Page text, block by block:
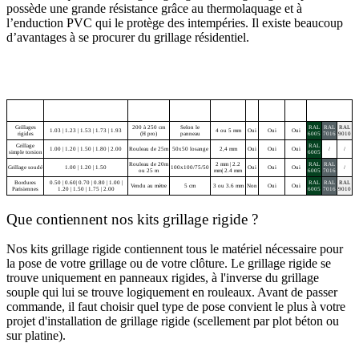
possède une grande résistance grâce au thermolaquage et à
l’enduction PVC qui le protège des intempéries. Il existe beaucoup
d’avantages à se procurer du grillage résidentiel.
Grillages
rigides
1.03 | 1.23 | 1.53 | 1.73 | 1.93
200 à 250 cm
(H pro)
Selon le
panneau
4 ou 5 mm Oui Oui Oui
RAL
6005
RAL
7016
RAL
9010
Grillage
simple torsion
1.00 | 1.20 | 1.50 | 1.80 | 2.00 Rouleau de 25m 50x50 losange 2,4 mm Oui Oui Oui
RAL
6005
/ /
Grillage soudé 1.00 | 1.20 | 1.50
Rouleau de 20m
ou 25 m
100x100/75/50
2 mm | 2.2
mm| 2.4 mm
Oui Oui Oui
RAL
6005
RAL
7016
/
Bordures
Parisiennes
0.50 | 0.60| 0.70 | 0.80 | 1.00 |
1.20 | 1.50 | 1.75 | 2.00
Vendu au mètre 5 cm 3 ou 3.6 mm Non Oui Oui
RAL
6005
RAL
7016
RAL
9010
Que contiennent nos kits grillage rigide ?
Nos kits grillage rigide contiennent tous le matériel nécessaire pour
la pose de votre grillage ou de votre clôture. Le grillage rigide se
trouve uniquement en panneaux rigides, à l'inverse du grillage
souple qui lui se trouve logiquement en rouleaux. Avant de passer
commande, il faut choisir quel type de pose convient le plus à votre
projet d'installation de grillage rigide (scellement par plot béton ou
sur platine).